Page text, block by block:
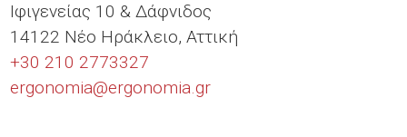
Ιφιγενείας 10 & Δάφνιδος
14122 Νέο Ηράκλειο, Αττική
+30 210 2773327
ergonomia@ergonomia.gr